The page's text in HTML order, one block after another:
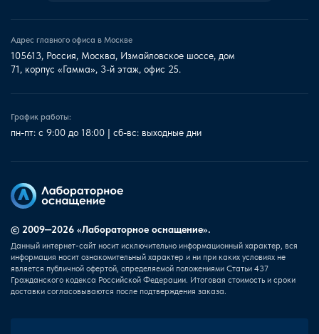
Адрес главного офиса в Москве
105613, Россия, Москва, Измайловское шоссе, дом
71, корпус «Гамма», 3-й этаж, офис 25.
График работы:
пн-пт: с 9:00 до 18:00 | сб-вс: выходные дни
© 2009—2026 «Лабораторное оснащение».
Данный интернет-сайт носит исключительно информационный характер, вся
информация носит ознакомительный характер и ни при каких условиях не
является публичной офертой, определяемой положениями Статьи 437
Гражданского кодекса Российской Федерации. Итоговая стоимость и сроки
доставки согласовываются после подтверждения заказа.